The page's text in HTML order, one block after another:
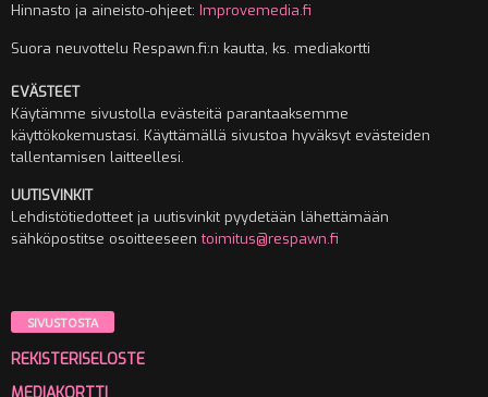
Hinnasto ja aineisto-ohjeet: Improvemedia.fi
Suora neuvottelu Respawn.fi:n kautta, ks. mediakortti
EVÄSTEET
Käytämme sivustolla evästeitä parantaaksemme
käyttökokemustasi. Käyttämällä sivustoa hyväksyt evästeiden
tallentamisen laitteellesi.
UUTISVINKIT
Lehdistötiedotteet ja uutisvinkit pyydetään lähettämään
sähköpostitse osoitteeseentoimitus@respawn.fi
SIVUSTOSTA
REKISTERISELOSTE